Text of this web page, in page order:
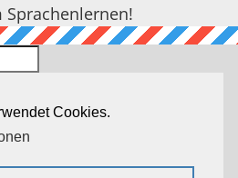
Cookies.